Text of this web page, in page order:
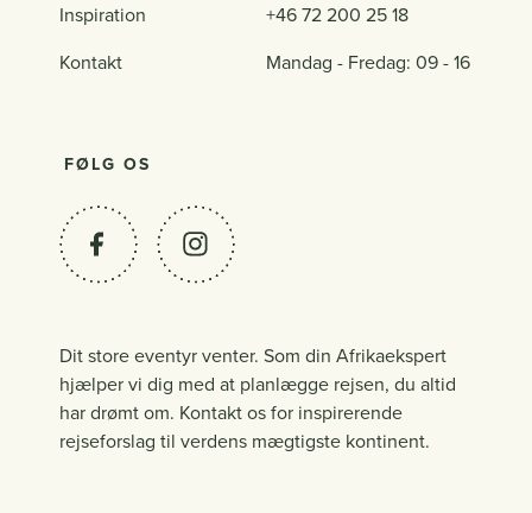
Inspiration
Kontakt
+46 72 200 25 18
Mandag - Fredag: 09 - 16
FØLG OS
Dit store eventyr venter. Som din Afrikaekspert
hjælper vi dig med at planlægge rejsen, du altid
har drømt om. Kontakt os for inspirerende
rejseforslag til verdens mægtigste kontinent.